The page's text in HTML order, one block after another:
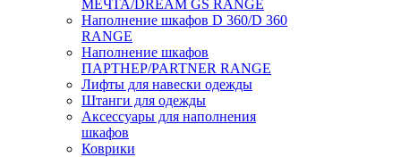
МЕЧТА/DREAM GS RANGE
Наполнение шкафов D 360/D 360
RANGE
Наполнение шкафов
ПАРТНЕР/PARTNER RANGE
Лифты для навески одежды
Штанги для одежды
Аксессуары для наполнения
шкафов
Коврики